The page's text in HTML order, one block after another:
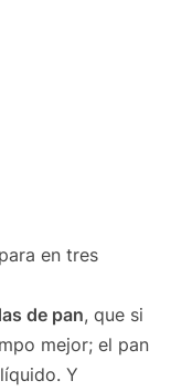
en tres
de pan, que si
mejor; el pan
Y